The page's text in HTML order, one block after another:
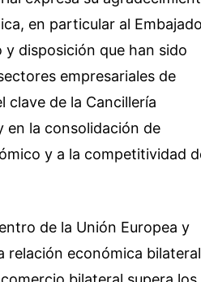
en particular al
disposición que han sido
empresariales de
clave de la Cancillería
en la consolidación de
y a la competitividad
de la Unión Europea y
relación económica bilateral